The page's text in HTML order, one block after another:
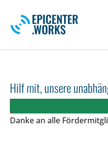
Hilf mit, unsere
Danke an alle